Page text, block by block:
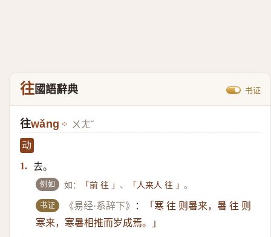
往國語辭典 书证
往wǎng ㄨㄤˇ
动
1. 去。
例如 如： 「前 往 」 、 「人来人 往 」。
书证 《易经·系辞下》 ：
「寒 往 则暑来，暑 往 则
寒来，寒暑相推而岁成焉。」